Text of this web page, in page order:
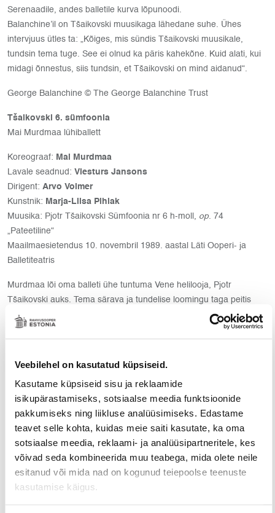
Veebilehel on kasutatud küpsiseid.
Kasutame küpsiseid sisu ja reklaamide
isikupärastamiseks, sotsiaalse meedia funktsioonide
pakkumiseks ning liikluse analüüsimiseks. Edastame
teavet selle kohta, kuidas meie saiti kasutate, ka oma
sotsiaalse meedia, reklaami- ja analüüsipartneritele, kes
võivad seda kombineerida muu teabega, mida olete neile
esitanud või mida nad on kogunud teiepoolse teenuste
kasutamise käigus.
Serenaadile, andes balletile kurva lõpunoodi.
Balanchine’il on Tšaikovski muusikaga lähedane suhe. Ühes
intervjuus ütles ta: „Kõiges, mis sündis Tšaikovski muusikale,
tundsin tema tuge. See ei olnud ka päris kahekõne. Kuid alati, kui
midagi õnnestus, siis tundsin, et Tšaikovski on mind aidanud“.
George Balanchine © The George Balanchine Trust
Tšaikovski 6. sümfoonia
Mai Murdmaa lühiballett
Koreograaf: Mai Murdmaa
Lavale seadnud: Viesturs Jansons
Dirigent: Arvo Volmer
Kunstnik: Marja-Liisa Pihlak
Muusika: Pjotr Tšaikovski Sümfoonia nr 6 h-moll, op. 74
„Pateetiline“
Maailmaesietendus 10. novembril 1989. aastal Läti Ooperi- ja
Balletiteatris
Murdmaa lõi oma balleti ühe tuntuma Vene helilooja, Pjotr
Tšaikovski auks. Tema särava ja tundelise loomingu taga peitis
end õrn ning vastuoluline kunstnikuhing. Tšaikovski kuues
sümfoonia alapealkirjaga „Pateetiline“ sobib suurepäraselt
Tšaikovski rolli Viesturs Jansons.
DIRIGENT
Arvo Volmer